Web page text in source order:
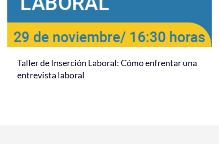
Taller de Inserción Laboral: Cómo enfrentar una
entrevista laboral